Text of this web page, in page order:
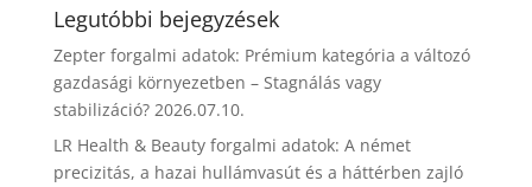
Legutóbbi bejegyzések
Zepter forgalmi adatok: Prémium kategória a változó
gazdasági környezetben – Stagnálás vagy
stabilizáció? 2026.07.10.
LR Health & Beauty forgalmi adatok: A német
precizitás, a hazai hullámvasút és a háttérben zajló